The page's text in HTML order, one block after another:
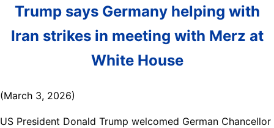
Trump says Germany helping with
Iran strikes in meeting with Merz at
White House
(March 3, 2026)
US President Donald Trump welcomed German Chancellor